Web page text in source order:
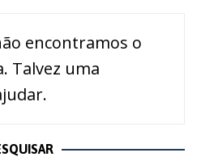
encontramos o
Talvez uma